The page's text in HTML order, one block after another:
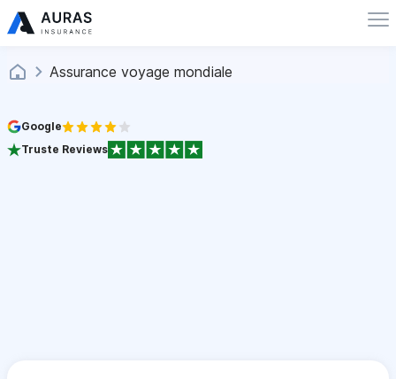
Assurance voyage mondiale
Google
Truste Reviews